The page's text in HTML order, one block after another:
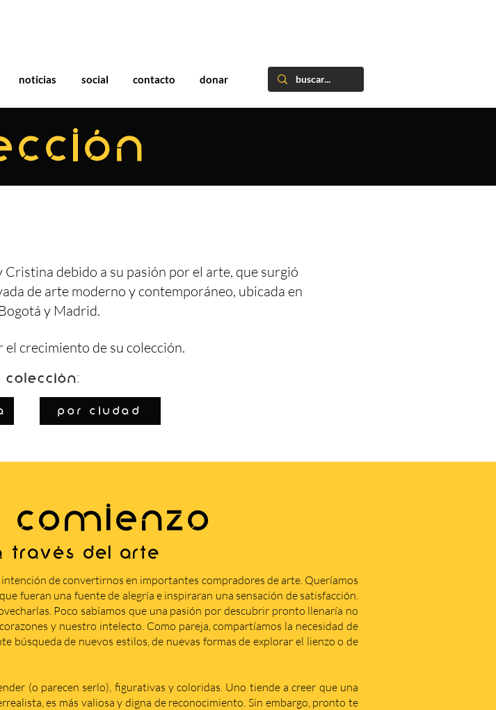
noticias social contacto donar
debido a su pasión por el arte, que surgió
de arte moderno y contemporáneo, ubicada en
y Madrid.
el crecimiento de su colección.
colección:
por ciudad
COMIENZO
través del arte
de convertirnos en importantes compradores de arte. Queríamos
fueran una fuente de alegría e inspiraran una sensación de satisfacción.
Poco sabíamos que una pasión por descubrir pronto llenaría no
y nuestro intelecto. Como pareja, compartíamos la necesidad de
búsqueda de nuevos estilos, de nuevas formas de explorar el lienzo o de
(o parecen serlo), figurativas y coloridas. Uno tiende a creer que una
es más valiosa y digna de reconocimiento. Sin embargo, pronto te